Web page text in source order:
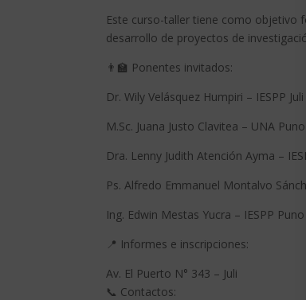
Este curso-taller tiene como objetivo
desarrollo de proyectos de
👨‍🏫 Ponentes invitados:
Dr. Wily Velásquez Humpiri – IESPP Juli
M.Sc. Juana Justo Clavitea – UNA Puno
Dra. Lenny Judith Atención Ayma –
Ps. Alfredo Emmanuel Montalvo
Ing. Edwin Mestas Yucra – IESPP Puno
📍 Informes e inscripciones:
Av. El Puerto N° 343 – Juli
📞 Contactos: